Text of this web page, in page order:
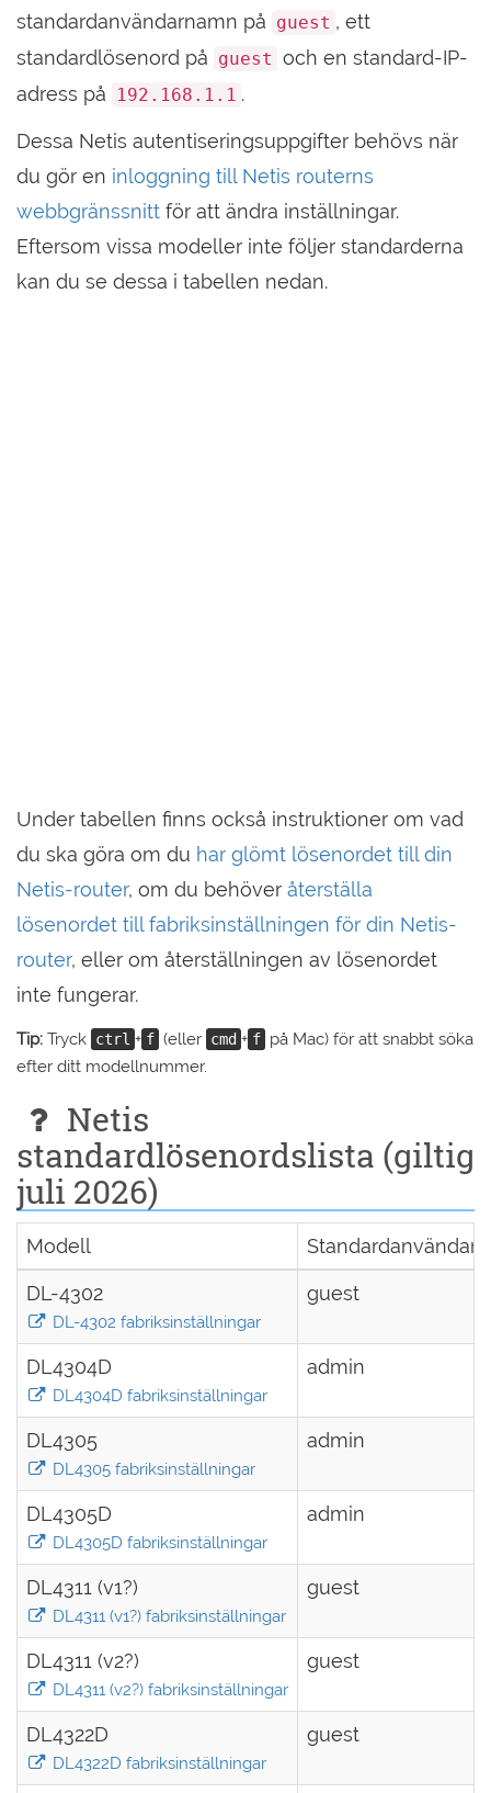
standardanvändarnamn på guest , ett
standardlösenord på guest och en standard-IP-
adress på
192.168.1.1 .
Dessa Netis autentiseringsuppgifter behövs när
du gör en inloggning till Netis routerns
webbgränssnitt för att ändra inställningar.
Eftersom vissa modeller inte följer standarderna
kan du se dessa i tabellen nedan.
Under tabellen finns också instruktioner om vad
du ska göra om du har glömt lösenordet till din
Netis-router, om du behöver återställa
lösenordet till fabriksinställningen för din Netis-
router, eller om återställningen av lösenordet
inte fungerar.
Tip: Tryck ctrl + f (eller cmd + f på Mac) för att snabbt söka
efter ditt modellnummer.
Netis
standardlösenordslista (giltig
juli 2026)
Modell
DL-4302
DL-4302 fabriksinställningar
guest
DL4304D
DL4304D fabriksinställningar
admin
DL4305
DL4305 fabriksinställningar
admin
DL4305D
DL4305D fabriksinställningar
admin
DL4311 (v1?)
DL4311 (v1?) fabriksinställningar
guest
DL4311 (v2?)
DL4311 (v2?) fabriksinställningar
guest
DL4322D
DL4322D fabriksinställningar
guest